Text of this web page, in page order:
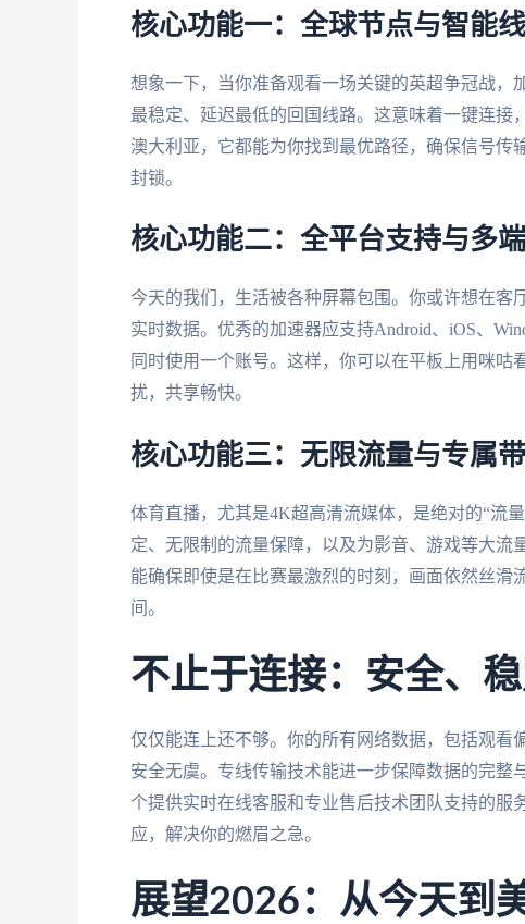
核心功能一：全球节点与智能
想象一下，当你准备观看一场关键的英超争冠战，
最稳定、延迟最低的回国线路。这意味着一键连接
澳大利亚，它都能为你找到最优路径，确保信号
封锁。
核心功能二：全平台支持与多
今天的我们，生活被各种屏幕包围。你或许想在客
实时数据。优秀的加速器应支持Android、iOS、
同时使用一个账号。这样，你可以在平板上用咪
扰，共享畅快。
核心功能三：无限流量与专属
体育直播，尤其是4K超高清流媒体，是绝对的“流
定、无限制的流量保障，以及为影音、游戏等大流
能确保即使是在比赛最激烈的时刻，画面依然丝
间。
不止于连接：安全、
仅仅能连上还不够。你的所有网络数据，包括观看
安全无虞。专线传输技术能进一步保障数据的完
个提供实时在线客服和专业售后技术团队支持的服
应，解决你的燃眉之急。
展望2026：从今天到